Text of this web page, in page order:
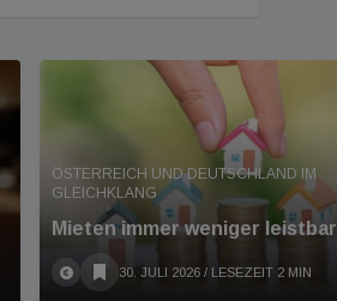
ÖSTERREICH UND DEUTSCHLAND IM
GLEICHKLANG
Mieten immer weniger leistbar
30. JULI 2026 / LESEZEIT 2 MIN